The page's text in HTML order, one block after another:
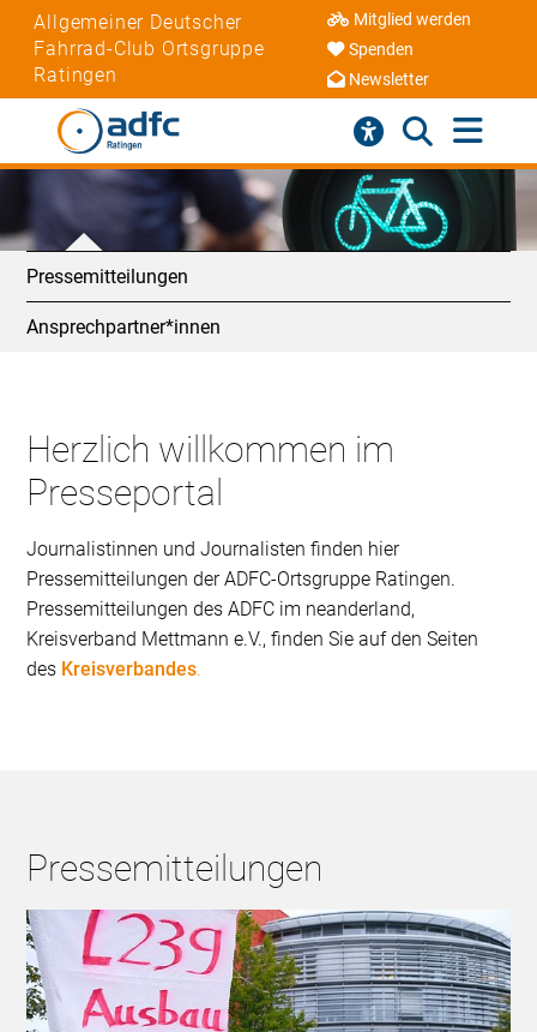
Allgemeiner Deutscher
Fahrrad-Club Ortsgruppe
Ratingen
Mitglied werden
Spenden
Newsletter
Pressemitteilungen
Ansprechpartner*innen
Herzlich willkommen im
Presseportal
Journalistinnen und Journalisten finden hier
Pressemitteilungen der ADFC-Ortsgruppe Ratingen.
Pressemitteilungen des ADFC im neanderland,
Kreisverband Mettmann e.V., finden Sie auf den Seiten
des Kreisverbandes.
Pressemitteilungen